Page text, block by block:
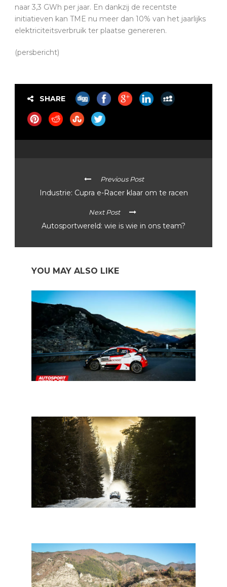
naar 3,3 GWh per jaar. En dankzij de recentste
initiatieven kan TME nu meer dan 10% van het jaarlijks
elektriciteitsverbruik ter plaatse genereren.
(persbericht)
SHARE
Previous Post
Industrie: Cupra e-Racer klaar om te racen
Next Post
Autosportwereld: wie is wie in ons team?
YOU MAY ALSO LIKE